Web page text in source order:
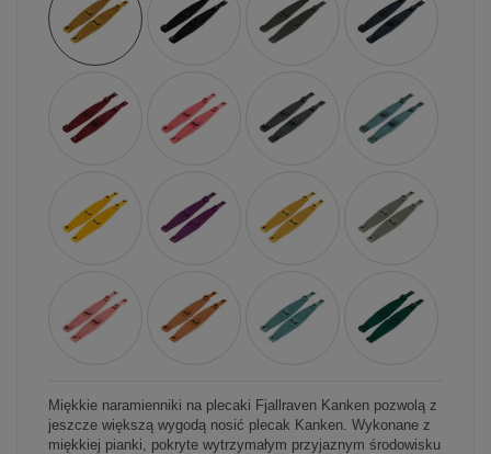
Miękkie naramienniki na plecaki Fjallraven Kanken pozwolą z
jeszcze większą wygodą nosić plecak Kanken. Wykonane z
miękkiej pianki, pokryte wytrzymałym przyjaznym środowisku